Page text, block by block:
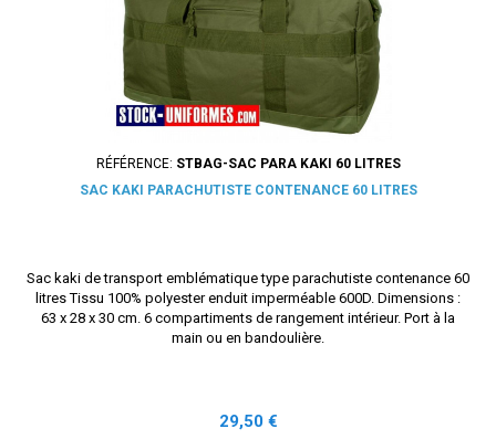
RÉFÉRENCE: STBAG-SAC PARA KAKI 60 LITRES
SAC KAKI PARACHUTISTE CONTENANCE 60 LITRES
Sac kaki de transport emblématique type parachutiste contenance 60
litres Tissu 100% polyester enduit imperméable 600D. Dimensions :
63 x 28 x 30 cm. 6 compartiments de rangement intérieur. Port à la
main ou en bandoulière.
Prix
29,50 €